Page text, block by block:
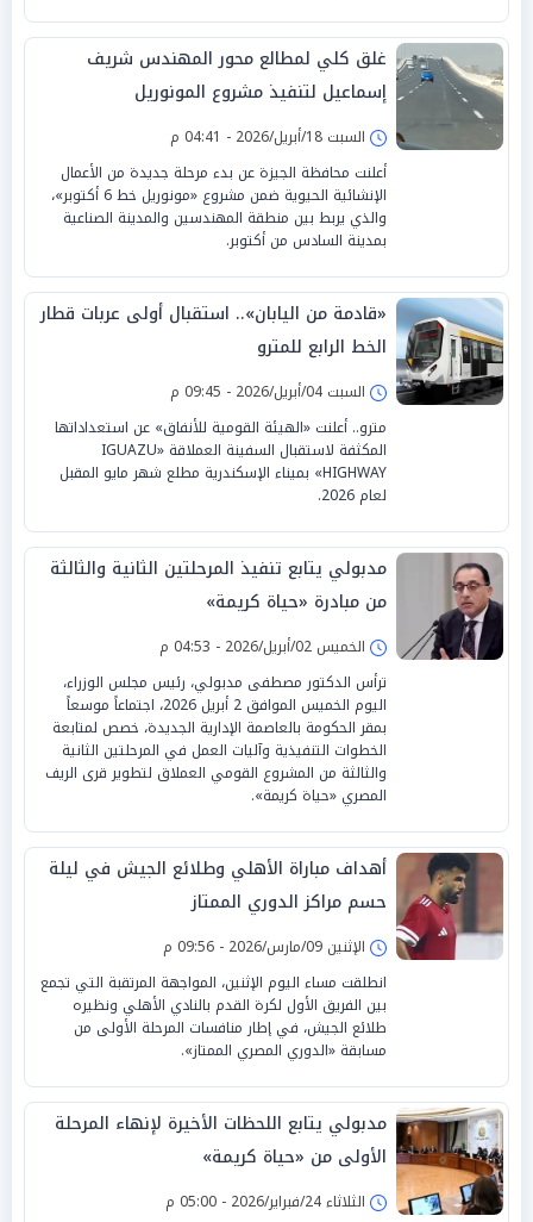
غلق كلي لمطالع محور المهندس شريف
إسماعيل لتنفيذ مشروع المونوريل
السبت 18/أبريل/2026 - 04:41 م
أعلنت محافظة الجيزة عن بدء مرحلة جديدة من الأعمال
الإنشائية الحيوية ضمن مشروع «مونوريل خط 6 أكتوبر»،
والذي يربط بين منطقة المهندسين والمدينة الصناعية
بمدينة السادس من أكتوبر.
«قادمة من اليابان».. استقبال أولى عربات قطار
الخط الرابع للمترو
السبت 04/أبريل/2026 - 09:45 م
مترو.. أعلنت «الهيئة القومية للأنفاق» عن استعداداتها
المكثفة لاستقبال السفينة العملاقة «IGUAZU
HIGHWAY» بميناء الإسكندرية مطلع شهر مايو المقبل
لعام 2026.
مدبولي يتابع تنفيذ المرحلتين الثانية والثالثة
من مبادرة «حياة كريمة»
الخميس 02/أبريل/2026 - 04:53 م
ترأس الدكتور مصطفى مدبولي، رئيس مجلس الوزراء،
اليوم الخميس الموافق 2 أبريل 2026، اجتماعاً موسعاً
بمقر الحكومة بالعاصمة الإدارية الجديدة، خصص لمتابعة
الخطوات التنفيذية وآليات العمل في المرحلتين الثانية
والثالثة من المشروع القومي العملاق لتطوير قرى الريف
المصري «حياة كريمة».
أهداف مباراة الأهلي وطلائع الجيش في ليلة
حسم مراكز الدوري الممتاز
الإثنين 09/مارس/2026 - 09:56 م
انطلقت مساء اليوم الإثنين، المواجهة المرتقبة التي تجمع
بين الفريق الأول لكرة القدم بالنادي الأهلي ونظيره
طلائع الجيش، في إطار منافسات المرحلة الأولى من
مسابقة «الدوري المصري الممتاز».
مدبولي يتابع اللحظات الأخيرة لإنهاء المرحلة
الأولى من «حياة كريمة»
الثلاثاء 24/فبراير/2026 - 05:00 م